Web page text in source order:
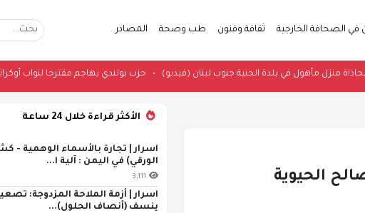
في الصحافة الخارجية ثقافة وفنون طب وصحة المصادر
بمحاذاة منزل مأهول في بلدة الحنية جنوب لبنان (فيديو)• حزب بولندي يهاجم مقترحا
الحيوية
الأكثر قراءة خلال 24 ساعة
اسرار | تجارة بالأسماء الوهمية
الورقي) في اليمن : آلية ا...
3,111
اسرار | أزمة الملاحة المزدوجة:
ينسف (أنصاف الحلول)...